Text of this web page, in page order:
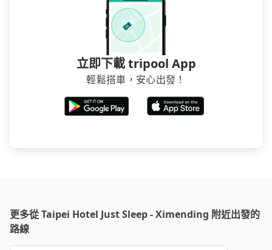
立即下載 tripool App
輕鬆搭車，安心出發！
更多從 Taipei Hotel Just Sleep - Ximending 附近出發的
路線